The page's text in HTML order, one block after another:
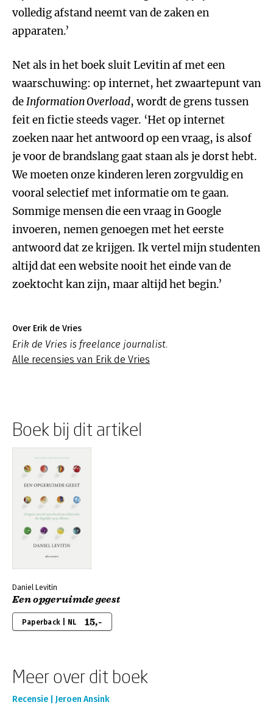
volledig afstand neemt van de zaken en
apparaten.’
Net als in het boek sluit Levitin af met een
waarschuwing: op internet, het zwaartepunt van
deInformation Overload, wordt de grens tussen
feit en fictie steeds vager. ‘Het op internet
zoeken naar het antwoord op een vraag, is alsof
je voor de brandslang gaat staan als je dorst hebt.
We moeten onze kinderen leren zorgvuldig en
vooral selectief met informatie om te gaan.
Sommige mensen die een vraag in Google
invoeren, nemen genoegen met het eerste
antwoord dat ze krijgen. Ik vertel mijn studenten
altijd dat een website nooit het einde van de
zoektocht kan zijn, maar altijd het begin.’
Over Erik de Vries
Erik de Vries is freelance journalist.
Alle recensies van Erik de Vries
Boek bij dit artikel
Daniel Levitin
Een opgeruimde geest
Paperback | NL 15,-
Meer over dit boek
Recensie | Jeroen Ansink